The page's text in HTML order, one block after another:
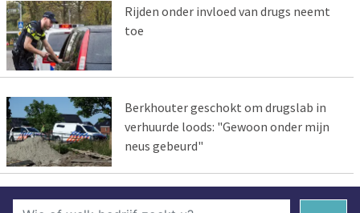
Rijden onder invloed van drugs neemt
toe
Berkhouter geschokt om drugslab in
verhuurde loods: "Gewoon onder mijn
neus gebeurd"